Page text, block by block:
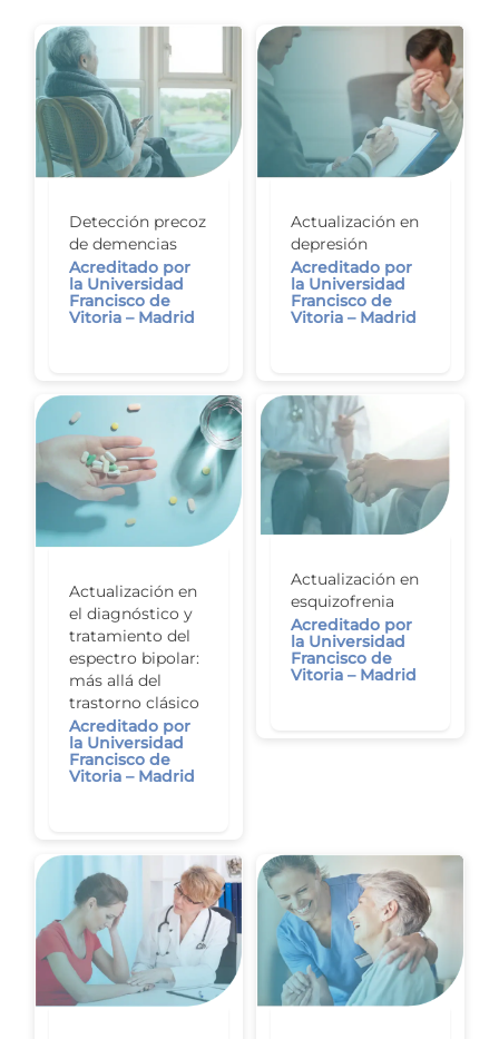
Detección precoz
de demencias
Acreditado por
la Universidad
Francisco de
Vitoria – Madrid
Actualización en
depresión
Acreditado por
la Universidad
Francisco de
Vitoria – Madrid
Actualización en
el diagnóstico y
tratamiento del
espectro bipolar:
más allá del
trastorno clásico
Acreditado por
la Universidad
Francisco de
Vitoria – Madrid
Actualización en
esquizofrenia
Acreditado por
la Universidad
Francisco de
Vitoria – Madrid